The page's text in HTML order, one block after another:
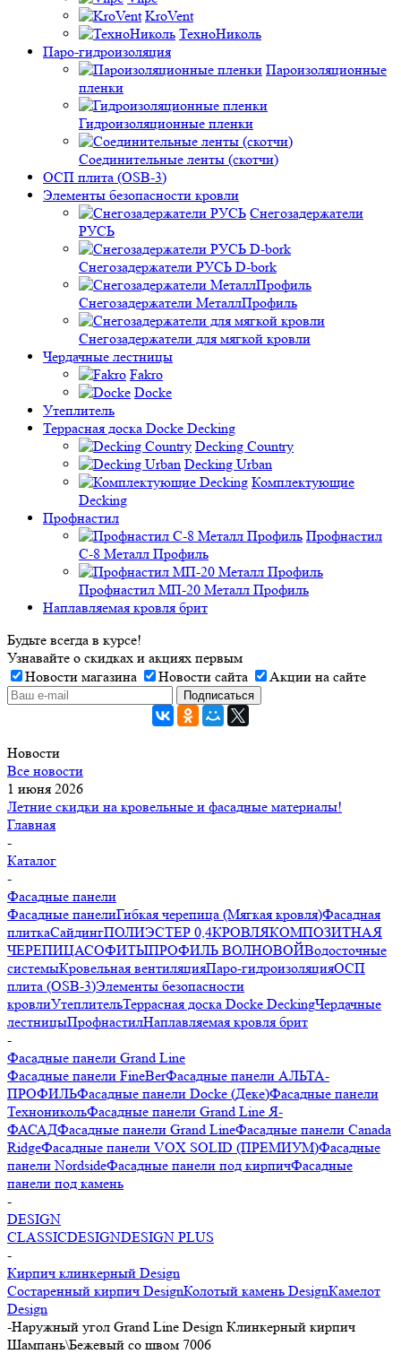
KroVent
ТехноНиколь
Паро-гидроизоляция
Пароизоляционные
пленки
Гидроизоляционные пленки
Соединительные ленты (скотчи)
ОСП плита (OSB-3)
Элементы безопасности кровли
Снегозадержатели
РУСЬ
Снегозадержатели РУСЬ D-bork
Снегозадержатели МеталлПрофиль
Снегозадержатели для мягкой кровли
Чердачные лестницы
Fakro
Docke
Утеплитель
Террасная доска Docke Decking
Decking Country
Decking Urban
Комплектующие
Decking
Профнастил
Профнастил
C-8 Металл Профиль
Профнастил МП-20 Металл Профиль
Наплавляемая кровля брит
Будьте всегда в курсе!
Узнавайте о скидках и акциях первым
Новости магазина
Новости сайта Акции на сайте
Новости
Все новости
1 июня 2026
Летние скидки на кровельные и фасадные материалы!
Главная
-
Каталог
-
Фасадные панели
Фасадные панелиГибкая черепица (Мягкая кровля)Фасадная
плиткаСайдингПОЛИЭСТЕР 0,4КРОВЛЯКОМПОЗИТНАЯ
ЧЕРЕПИЦАСОФИТЫПРОФИЛЬ ВОЛНОВОЙВодосточные
системыКровельная вентиляцияПаро-гидроизоляцияОСП
плита (OSB-3)Элементы безопасности
кровлиУтеплительТеррасная доска Docke DeckingЧердачные
лестницыПрофнастилНаплавляемая кровля брит
-
Фасадные панели Grand Line
Фасадные панели FineBerФасадные панели АЛЬТА-
ПРОФИЛЬФасадные панели Docke (Деке)Фасадные панели
ТехноникольФасадные панели Grand Line Я-
ФАСАДФасадные панели Grand LineФасадные панели Canada
RidgeФасадные панели VOX SOLID (ПРЕМИУМ)Фасадные
панели NordsideФасадные панели под кирпичФасадные
панели под камень
-
DESIGN
CLASSICDESIGNDESIGN PLUS
-
Кирпич клинкерный Design
Состаренный кирпич DesignКолотый камень DesignКамелот
Design
-Наружный угол Grand Line Design Клинкерный кирпич
Шампань\Бежевый со швом 7006